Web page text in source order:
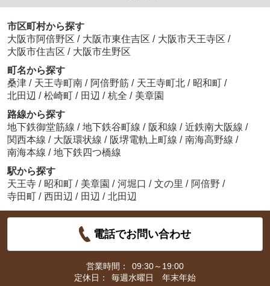
市区町村から探す
大阪市阿倍野区 / 大阪市東住吉区 / 大阪市天王寺区 /
大阪市住吉区 / 大阪市生野区
町名から探す
桑津 / 天王寺町南 / 阿倍野筋 / 天王寺町北 / 昭和町 /
北田辺 / 松崎町 / 田辺 / 杭全 / 美章園
路線から探す
地下鉄御堂筋線 / 地下鉄谷町線 / 阪和線 / 近鉄南大阪線 /
関西本線 / 大阪環状線 / 阪堺電軌上町線 / 南海高野線 /
南海本線 / 地下鉄四つ橋線
駅から探す
天王寺 / 昭和町 / 美章園 / 河堀口 / 文の里 / 阿倍野 /
寺田町 / 西田辺 / 田辺 / 北田辺
電話でお問い合わせ
営業時間：
09:30～19:00
定休日：
毎週水曜日 年末年始